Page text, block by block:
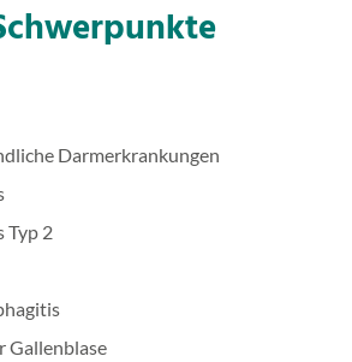
Darmerkrankungen
Typ 2
Gallenblase